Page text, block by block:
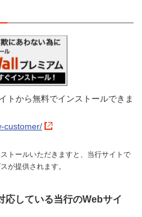
トから無料でインストールできま
customer/
トールいただきますと、当行サイトで
が提供されます。
応している当行のWebサイ